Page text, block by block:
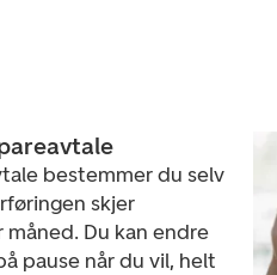
bestemmer du selv
skjer
Du kan endre
pause når du vil, helt